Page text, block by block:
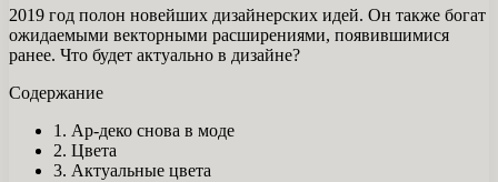
2019 год полон новейших дизайнерских идей. Он также богат
ожидаемыми векторными расширениями, появившимися
ранее. Что будет актуально в дизайне?
Содержание
1. Ар-деко снова в моде
2. Цвета
3. Актуальные цвета